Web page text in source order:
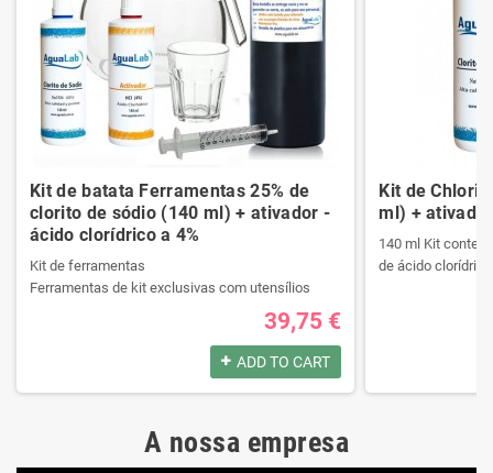
Kit de batata Ferramentas 25% de
clorito de sódio (140 ml) + ativador -
ácido clorídrico a 4%
Kit de ferramentas
Ferramentas de kit exclusivas com utensílios
Ele contém um manual passo a passo.
Veja o conteúdo do kit na descrição.
Ferramentas de kit exclusivas com utensílios
39,75 €
ADD TO CART
Kit de
ml) +
140 ml Kit
de ácido clorídrico
A nossa empresa